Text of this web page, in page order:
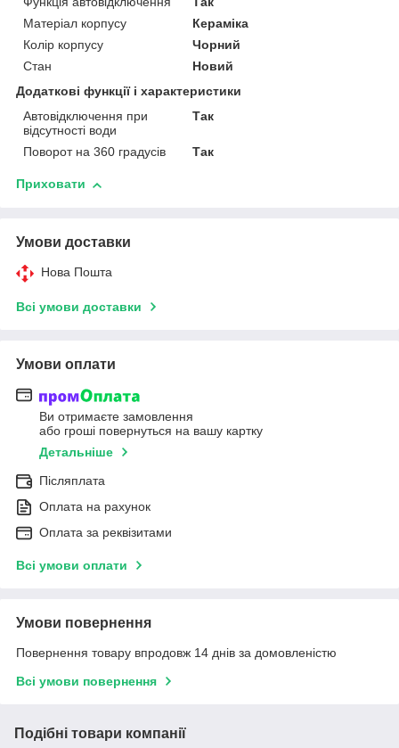
Матеріал корпусу
Кераміка
Колір корпусу
Чорний
Стан
Новий
Додаткові функції і характеристики
Автовідключення при
відсутності води
Так
Поворот на 360 градусів Так
Приховати
Умови доставки
Нова Пошта
Всі умови доставки
Умови оплати
Ви отримаєте замовлення
або гроші повернуться на вашу картку
Детальніше
Післяплата
Оплата на рахунок
Оплата за реквізитами
Всі умови оплати
Умови повернення
Повернення товару впродовж 14 днів за домовленістю
Всі умови повернення
Подібні товари компанії